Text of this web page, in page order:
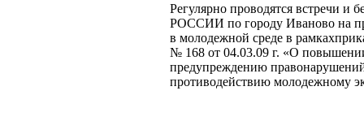
Регулярно проводятся встречи и
РОССИИ по городу Иваново на
в молодежной среде в
№ 168 от 04.03.09 г. «О
предупреждению
противодействию молодежному